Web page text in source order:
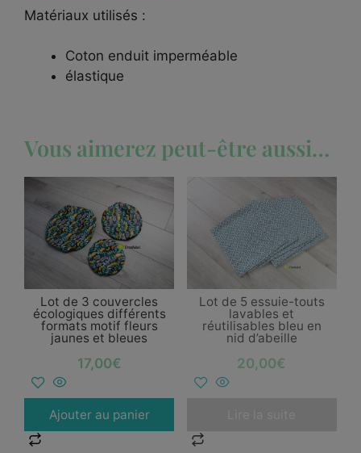
Matériaux utilisés :
Coton enduit imperméable
élastique
Vous aimerez peut-être aussi…
Lot de 3 couvercles
écologiques différents
formats motif fleurs
jaunes et bleues
17,00€
Ajouter au panier
Lot de 5 essuie-touts
lavables et
réutilisables bleu en
nid d’abeille
20,00€